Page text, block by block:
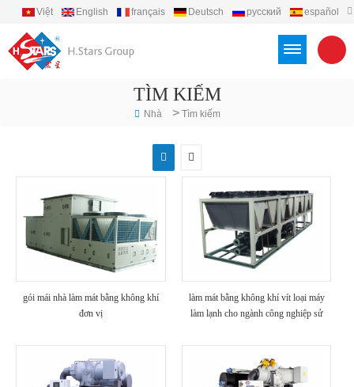
Việt English français Deutsch русский
español
TÌM KIẾM
Nhà > Tìm kiếm
gói mái nhà làm mát bằng không khí
đơn vị
làm mát bằng không khí vít loại máy
làm lạnh cho ngành công nghiệp sử